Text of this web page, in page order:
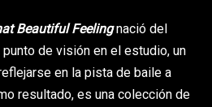
Beautiful Feelingnació del
de visión en el estudio, un
en la pista de baile a
resultado, es una colección de